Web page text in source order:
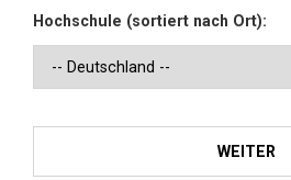
Hochschule (sortiert nach Ort):